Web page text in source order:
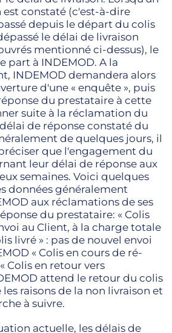
constaté (c'est-à-dire
depuis le départ du colis
le délai de livraison
mentionné ci-dessus), le
part à INDEMOD. A la
INDEMOD demandera alors
d'une « enquête », puis
du prestataire à cette
suite à la réclamation du
de réponse constaté du
de quelques jours, il
que l'engagement du
leur délai de réponse aux
semaines. Voici quelques
données généralement
aux réclamations de ses
du prestataire: « Colis
au Client, à la charge totale
livré » : pas de nouvel envoi
« Colis en cours de ré-
Colis en retour vers
attend le retour du colis
raisons de la non livraison et
à suivre.
actuelle, les délais de